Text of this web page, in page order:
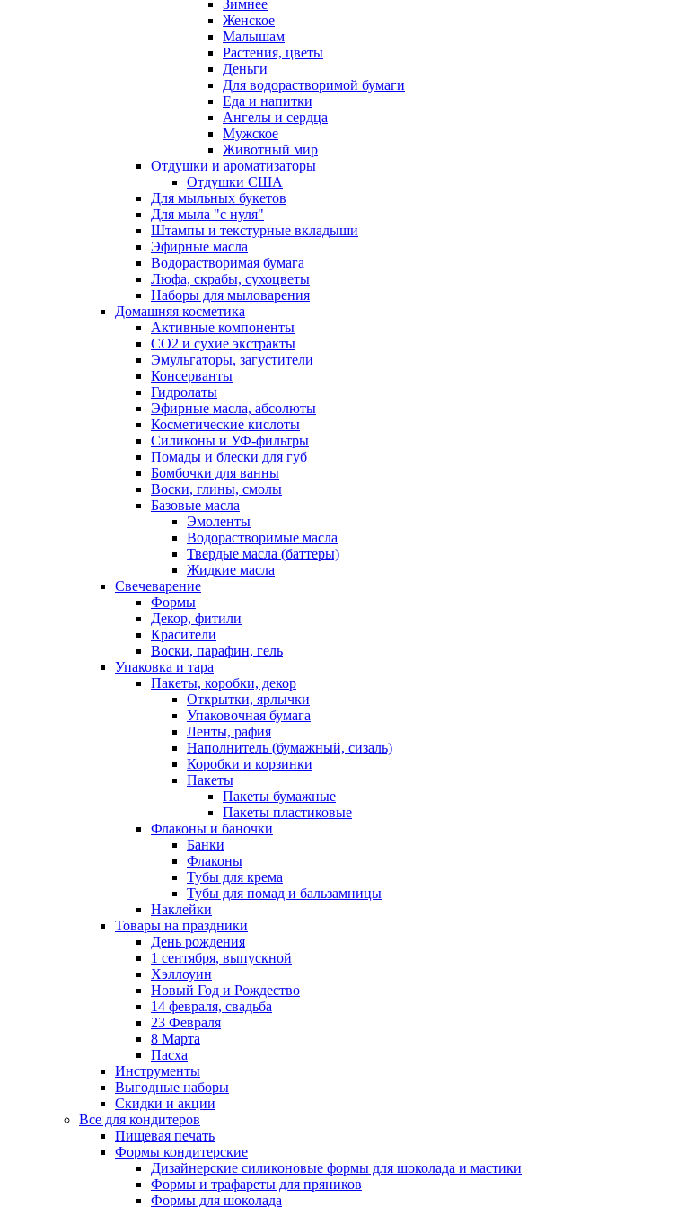
Зимнее
Женское
Малышам
Растения, цветы
Деньги
Для водорастворимой бумаги
Еда и напитки
Ангелы и сердца
Мужское
Животный мир
Отдушки и ароматизаторы
Отдушки США
Для мыльных букетов
Для мыла "с нуля"
Штампы и текстурные вкладыши
Эфирные масла
Водорастворимая бумага
Люфа, скрабы, сухоцветы
Наборы для мыловарения
Домашняя косметика
Активные компоненты
СО2 и сухие экстракты
Эмульгаторы, загустители
Консерванты
Гидролаты
Эфирные масла, абсолюты
Косметические кислоты
Силиконы и УФ-фильтры
Помады и блески для губ
Бомбочки для ванны
Воски, глины, смолы
Базовые масла
Эмоленты
Водорастворимые масла
Твердые масла (баттеры)
Жидкие масла
Свечеварение
Формы
Декор, фитили
Красители
Воски, парафин, гель
Упаковка и тара
Пакеты, коробки, декор
Открытки, ярлычки
Упаковочная бумага
Ленты, рафия
Наполнитель (бумажный, сизаль)
Коробки и корзинки
Пакеты
Пакеты бумажные
Пакеты пластиковые
Флаконы и баночки
Банки
Флаконы
Тубы для крема
Тубы для помад и бальзамницы
Наклейки
Товары на праздники
День рождения
1 сентября, выпускной
Хэллоуин
Новый Год и Рождество
14 февраля, свадьба
23 Февраля
8 Марта
Пасха
Инструменты
Выгодные наборы
Скидки и акции
Все для кондитеров
Пищевая печать
Формы кондитерские
Дизайнерские силиконовые формы для шоколада и мастики
Формы и трафареты для пряников
Формы для шоколада